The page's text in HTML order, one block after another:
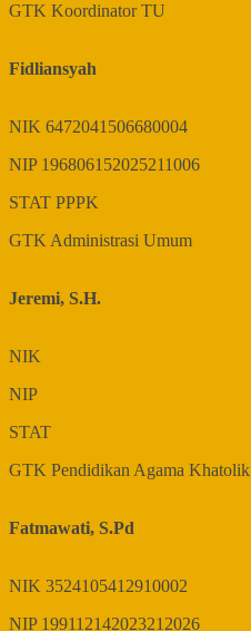
GTK Koordinator TU
Fidliansyah
NIK 6472041506680004
NIP 196806152025211006
STAT PPPK
GTKAdministrasi Umum
Jeremi, S.H.
NIK
NIP
STAT
GTK Pendidikan Agama Khatolik
Fatmawati, S.Pd
NIK 3524105412910002
NIP 199112142023212026